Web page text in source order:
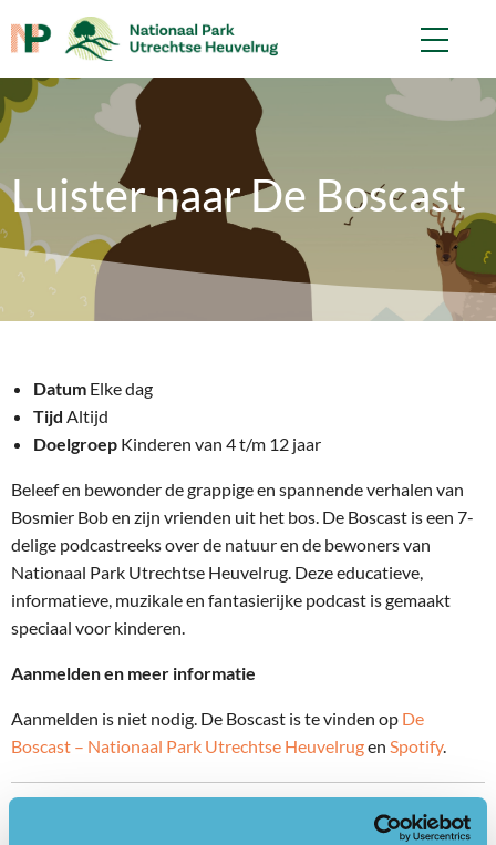
Luister naar De Boscast
Datum Elke dag
Tijd Altijd
Doelgroep Kinderen van 4 t/m 12 jaar
Beleef en bewonder de grappige en spannende verhalen van
Bosmier Bob en zijn vrienden uit het bos. De Boscast is een 7-
delige podcastreeks over de natuur en de bewoners van
Nationaal Park Utrechtse Heuvelrug. Deze educatieve,
informatieve, muzikale en fantasierijke podcast is gemaakt
speciaal voor kinderen.
Aanmelden en meer informatie
Aanmelden is niet nodig. De Boscast is te vinden op De
Boscast – Nationaal Park Utrechtse Heuvelrugen Spotify.